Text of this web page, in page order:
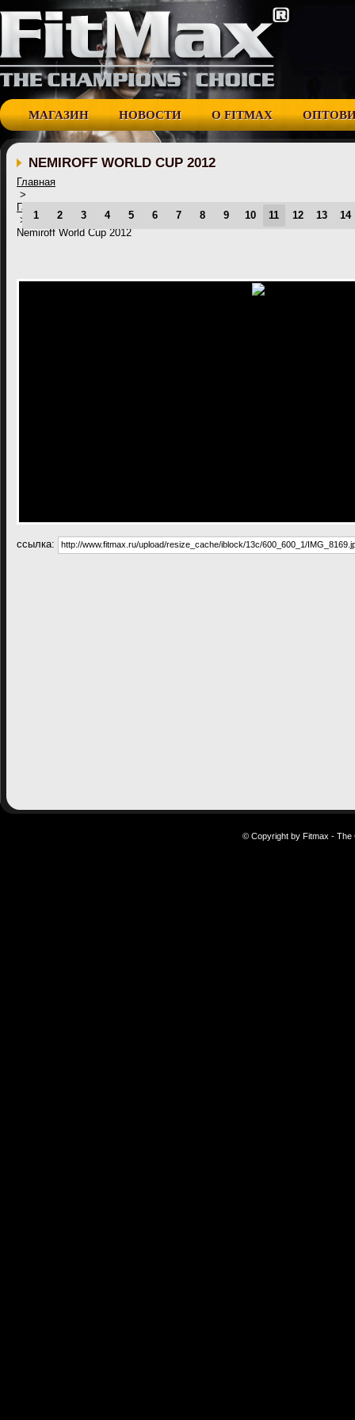
МАГАЗИН НОВОСТИ О FITMAX
NEMIROFF WORLD CUP 2012
Главная
>
Галерея
>
Nemiroff World Cup 2012
cсылка:
1 2 3 4 5 6 7 8 9 10 11 12 13 14
© Copyright by Fitmax - The